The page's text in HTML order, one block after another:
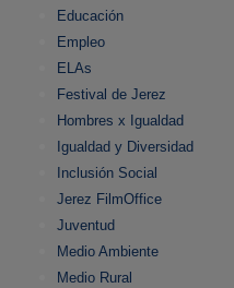
Educación
Empleo
ELAs
Festival de Jerez
Hombres x Igualdad
Igualdad y Diversidad
Inclusión Social
Jerez FilmOffice
Juventud
Medio Ambiente
Medio Rural